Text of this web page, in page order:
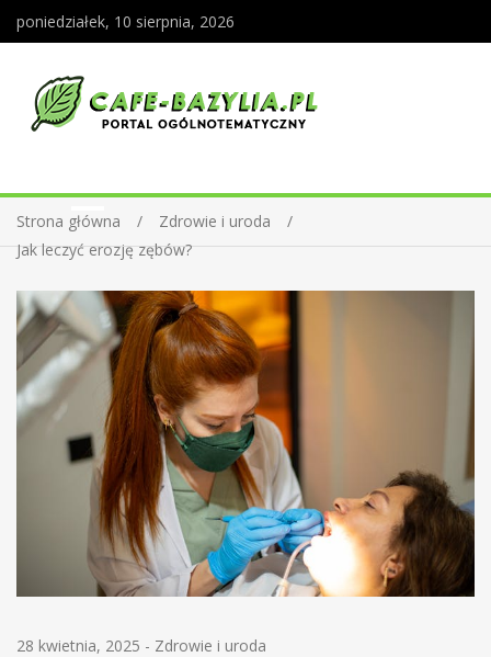
poniedziałek, 10 sierpnia, 2026
Strona główna
Zdrowie i uroda
Jak leczyć erozję zębów?
28 kwietnia, 2025 - Zdrowie i uroda